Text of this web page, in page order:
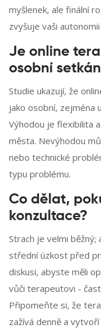
myšlenek, ale finální
zvyšuje vaši
Je online
osobní
Studie ukazují, že
jako osobní, zejména
Výhodou je flexibilita
města. Nevýhodou
nebo technické
typu problému.
Co dělat,
konzultace?
Strach je velmi běžný;
střední úzkost před
diskusi, abyste měli
vůči terapeutovi -
Připomeňte si, že
zažívá denně a